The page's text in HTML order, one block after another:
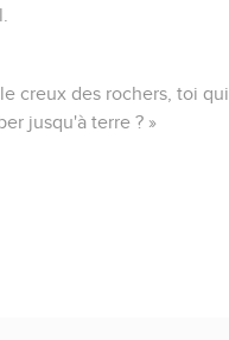
creux des rochers, toi qui
jusqu'à terre ? »